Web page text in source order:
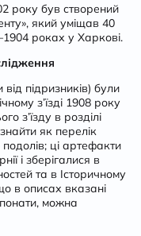
року був створений
який уміщав 40
роках у Харкові.
підризників) були
з’їзді 1908 року
з’їзду в розділі
як перелік
подолів; ці артефакти
і зберігалися в
та в Історичному
в описах вказані
можна